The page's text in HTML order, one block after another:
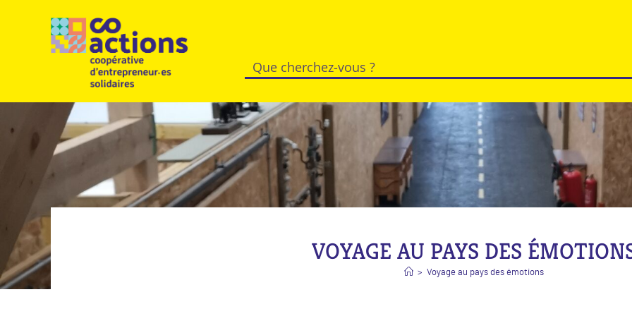
VOYAGE AU PAYS DES
> Voyage au pays des émotions